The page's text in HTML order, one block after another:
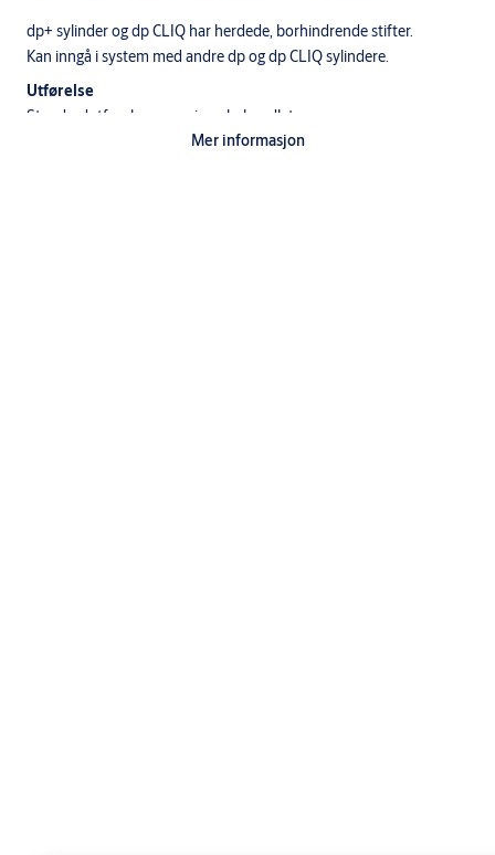
dp+ sylinder og dp CLIQ har herdede, borhindrende stifter.
Kan inngå i system med andre dp og dp CLIQ sylindere.
Utførelse
Standardutførelser: messing ubehandlet.
Nøkler til dp systemsylindre må bestilles separat.
Mer informasjon